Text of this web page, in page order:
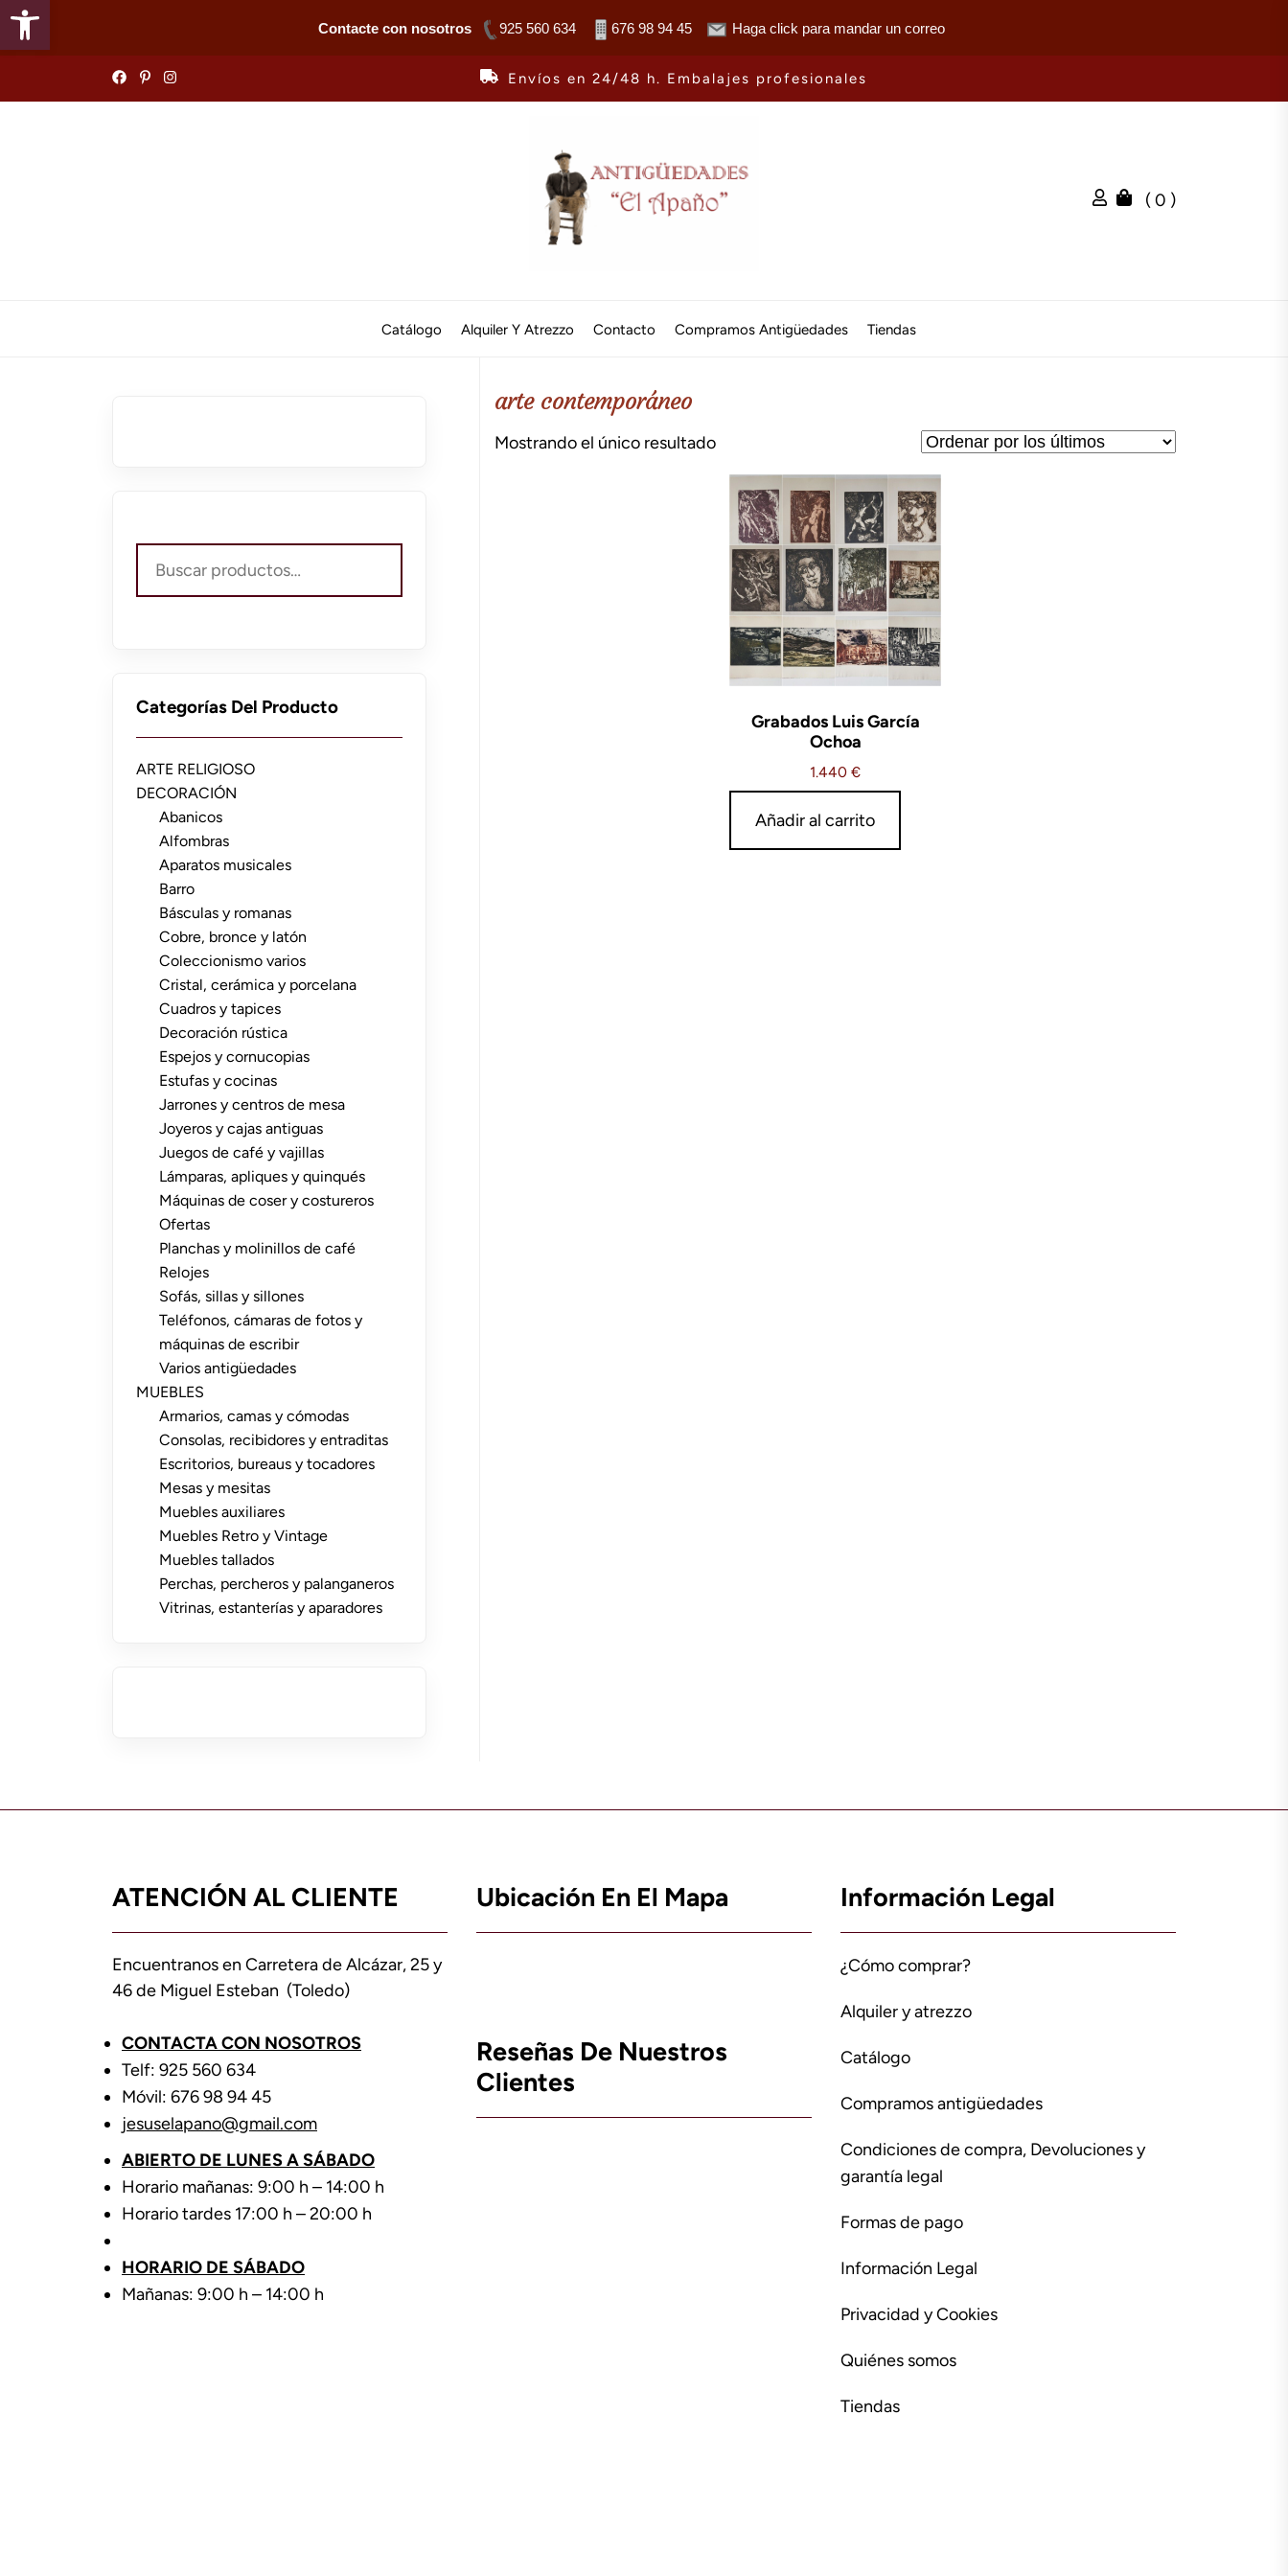
Abrir barra de herramientas
Contacte con nosotros 925 560 634 676 98 94 45 Haga click para mandar un correo
Envíos en 24/48 h. Embalajes profesionales
El
( 0 )
Catálogo Alquiler Y Atrezzo Contacto Compramos Antigüedades Tiendas
arte contemporáneo
Mostrando el único resultado
Grabados Luis García
Ochoa
1.440 €
Añadir al carrito
por:
Categorías Del Producto
ARTE RELIGIOSO
DECORACIÓN
Abanicos
Alfombras
Aparatos musicales
Barro
Básculas y romanas
Cobre, bronce y latón
Coleccionismo varios
Cristal, cerámica y porcelana
Cuadros y tapices
Decoración rústica
Espejos y cornucopias
Estufas y cocinas
Jarrones y centros de mesa
Joyeros y cajas antiguas
Juegos de café y vajillas
Lámparas, apliques y quinqués
Máquinas de coser y costureros
Ofertas
Planchas y molinillos de café
Relojes
Sofás, sillas y sillones
Teléfonos, cámaras de fotos y
máquinas de escribir
Varios antigüedades
MUEBLES
Armarios, camas y cómodas
Consolas, recibidores y entraditas
Escritorios, bureaus y tocadores
Mesas y mesitas
Muebles auxiliares
Muebles Retro y Vintage
Muebles tallados
Perchas, percheros y palanganeros
Vitrinas, estanterías y aparadores
ATENCIÓN AL CLIENTE
Encuentranos en Carretera de Alcázar, 25 y
46 de Miguel Esteban (Toledo)
CONTACTA CON NOSOTROS
Telf: 925 560 634
Móvil: 676 98 94 45
jesuselapano@gmail.com
ABIERTO DE LUNES A SÁBADO
Horario mañanas: 9:00 h – 14:00 h
Horario tardes 17:00 h – 20:00 h
HORARIO DE SÁBADO
Mañanas: 9:00 h – 14:00 h
Ubicación En El Mapa
Reseñas De Nuestros
Clientes
Información Legal
¿Cómo comprar?
Alquiler y atrezzo
Catálogo
Compramos antigüedades
Condiciones de compra, Devoluciones y
garantía legal
Formas de pago
Información Legal
Privacidad y Cookies
Quiénes somos
Tiendas